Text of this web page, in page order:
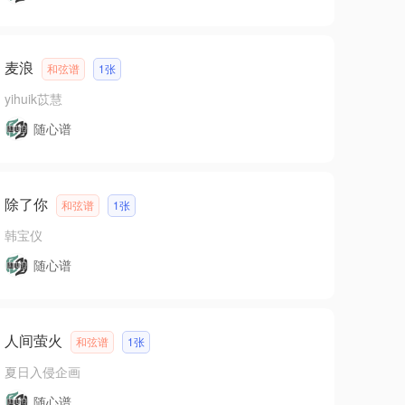
麦浪 和弦谱 1张
yihuik苡慧
随心谱
除了你 和弦谱 1张
韩宝仪
随心谱
人间萤火 和弦谱 1张
夏日入侵企画
随心谱